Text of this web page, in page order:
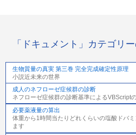
「ドキュメント」カテゴリ
生物質量の真実 第三巻 完全完成確定性原理
小説近未来の世界
成人のネフローゼ症候群の診断
ネフローゼ症候群の診断基準によるVBScript
必要薬液量の算出
体重から1時間当たりどれくらいの塩酸ドバ
ます